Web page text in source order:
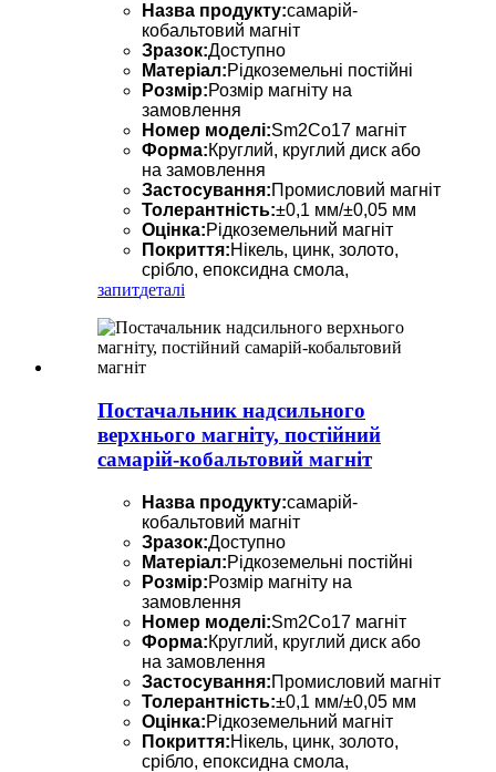
Назва продукту:самарій-
кобальтовий магніт
Зразок:Доступно
Матеріал:Рідкоземельні постійні
Розмір:Розмір магніту на
замовлення
Номер моделі:Sm2Co17 магніт
Форма:Круглий, круглий диск або
на замовлення
Застосування:Промисловий магніт
Толерантність:±0,1 мм/±0,05 мм
Оцінка:Рідкоземельний магніт
Покриття:Нікель, цинк, золото,
срібло, епоксидна смола,
запитдеталі
Постачальник надсильного
верхнього магніту, постійний
самарій-кобальтовий магніт
Назва продукту:самарій-
кобальтовий магніт
Зразок:Доступно
Матеріал:Рідкоземельні постійні
Розмір:Розмір магніту на
замовлення
Номер моделі:Sm2Co17 магніт
Форма:Круглий, круглий диск або
на замовлення
Застосування:Промисловий магніт
Толерантність:±0,1 мм/±0,05 мм
Оцінка:Рідкоземельний магніт
Покриття:Нікель, цинк, золото,
срібло, епоксидна смола,